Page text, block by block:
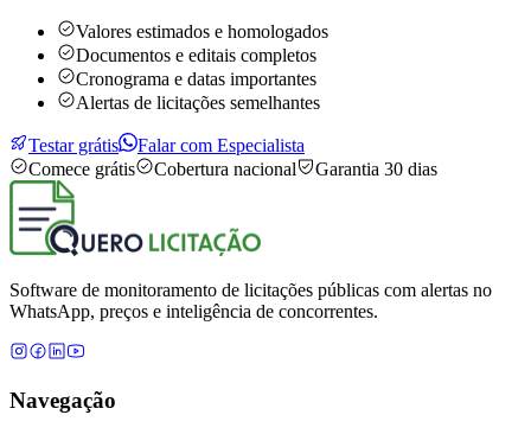
Valores estimados e homologados
Documentos e editais completos
Cronograma e datas importantes
Alertas de licitações semelhantes
Testar grátis
Falar com Especialista
Comece grátis
Cobertura nacional Garantia 30 dias
Software de monitoramento de licitações públicas com alertas no
WhatsApp, preços e inteligência de concorrentes.
Navegação